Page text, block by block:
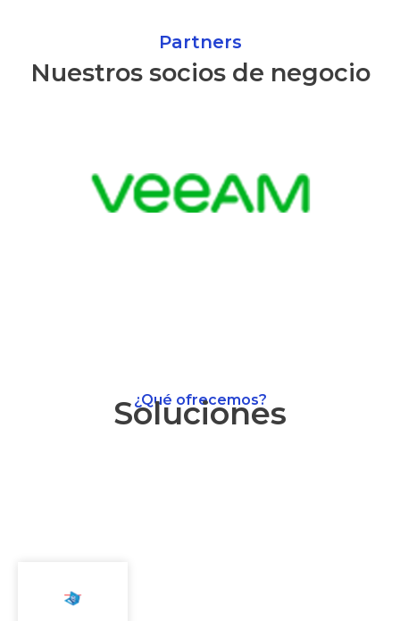
Partners
Nuestros socios de negocio
¿Qué ofrecemos?
Soluciones